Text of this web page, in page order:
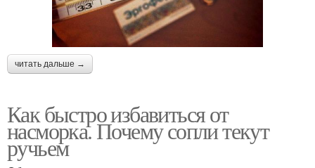
читать дальше →
Как быстро избавиться от
насморка. Почему сопли текут
ручьем